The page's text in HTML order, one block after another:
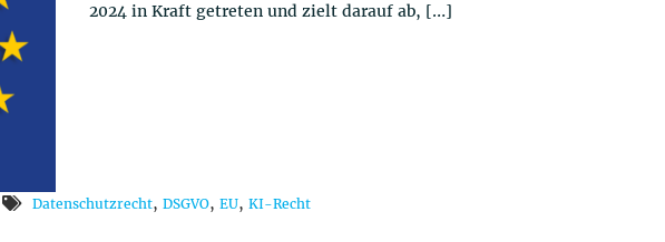
2024 in Kraft getreten und zielt darauf ab, […]
Datenschutzrecht, DSGVO, EU, KI-Recht